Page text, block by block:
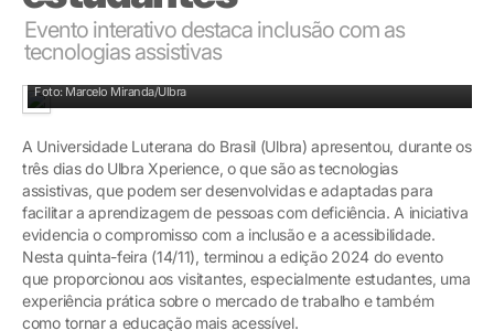
Evento interativo destaca inclusão com as
tecnologias assistivas
Foto: Marcelo Miranda/Ulbra
A Universidade Luterana do Brasil (Ulbra) apresentou, durante os
três dias do Ulbra Xperience, o que são as tecnologias
assistivas, que podem ser desenvolvidas e adaptadas para
facilitar a aprendizagem de pessoas com deficiência. A iniciativa
evidencia o compromisso com a inclusão e a acessibilidade.
Nesta quinta-feira (14/11), terminou a edição 2024 do evento
que proporcionou aos visitantes, especialmente estudantes, uma
experiência prática sobre o mercado de trabalho e também
como tornar a educação mais acessível.